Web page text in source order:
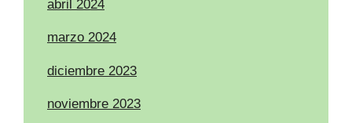
abril 2024
marzo 2024
diciembre 2023
noviembre 2023